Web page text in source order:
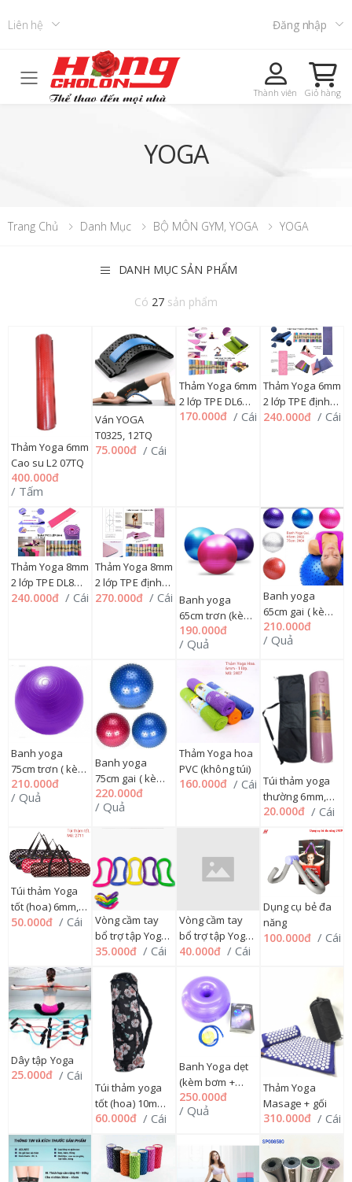
Liên hệ Đăng nhập
Toggle mobile menu Thành viên Giỏ hàng
YOGA
Trang Chủ Danh Mục BỘ MÔN GYM, YOGA YOGA
DANH MỤC SẢN PHẨM
Có 27 sản phẩm
Thảm Yoga 6mm
Cao su L2 07TQ
400.000đ
/ Tấm
Ván YOGA
T0325, 12TQ
75.000đ / Cái
Thảm Yoga 6mm
2 lớp TPE DL6
(Không túi), 146L
170.000đ / Cái
Thảm Yoga 6mm
2 lớp TPE định
tuyến DL6
240.000đ / Cái
Thảm Yoga 8mm
2 lớp TPE DL8
(Không túi), 146L
240.000đ / Cái
Thảm Yoga 8mm
2 lớp TPE định
tuyến DL8
270.000đ / Cái Banh yoga
65cm trơn (kèm
bơm + hộp)
190.000đ
/ Quả
Banh yoga
65cm gai ( kèm
bơm + hộp)
210.000đ
/ Quả
Banh yoga
75cm trơn ( kèm
bơm + hộp)
210.000đ
/ Quả
Banh yoga
75cm gai ( kèm
bơm + hộp)
220.000đ
/ Quả
Thảm Yoga hoa
PVC (không túi)
160.000đ / Cái Túi thảm yoga
thường 6mm,
8mm 04Q
20.000đ / Cái
Túi thảm Yoga
tốt (hoa) 6mm,
8mm 04Q
50.000đ / Cái
Vòng cầm tay
bổ trợ tập Yoga
chuyên dụng
35.000đ / Cái
Vòng cầm tay
bổ trợ tập Yoga
chuyên dụng
40.000đ / Cái
Dụng cụ bẻ đa
năng
100.000đ / Cái
Dây tập Yoga
25.000đ / Cái
Túi thảm yoga
tốt (hoa) 10mm
04Q
60.000đ / Cái
Banh Yoga dẹt
(kèm bơm +
hộp), 12TQ
250.000đ
/ Quả
Thảm Yoga
Masage + gối
310.000đ / Cái